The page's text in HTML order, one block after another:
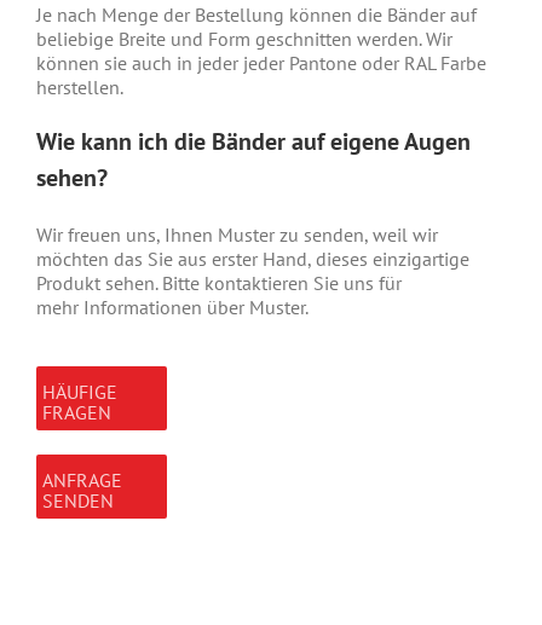
Je nach Menge der Bestellung können die Bänder auf
beliebige Breite und Form geschnitten werden. Wir
können sie auch in jeder jeder Pantone oder RAL Farbe
herstellen.
Wie kann ich die Bänder auf eigene Augen
sehen?
Wir freuen uns, Ihnen Muster zu senden, weil wir
möchten das Sie aus erster Hand, dieses einzigartige
Produkt sehen. Bitte kontaktieren Sie uns für
mehr Informationen über Muster.
HÄUFIGE
FRAGEN
ANFRAGE
SENDEN